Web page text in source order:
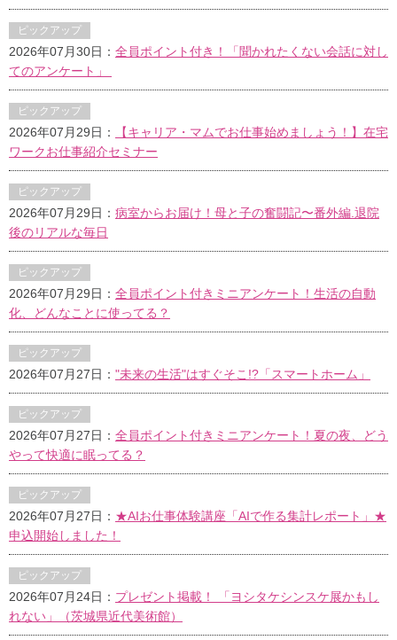
ピックアップ
2026年07月30日： 全員ポイント付き！「聞かれたくない会話に対し
てのアンケート」
ピックアップ
2026年07月29日：
【キャリア・マムでお仕事始めましょう！】在宅
ワークお仕事紹介セミナー
ピックアップ
2026年07月29日： 病室からお届け！母と子の奮闘記〜番外編.退院
後のリアルな毎日
ピックアップ
2026年07月29日： 全員ポイント付きミニアンケート！生活の自動
化、どんなことに使ってる？
ピックアップ
2026年07月27日： "未来の生活"はすぐそこ!?「スマートホーム」
ピックアップ
2026年07月27日： 全員ポイント付きミニアンケート！夏の夜、どう
やって快適に眠ってる？
ピックアップ
2026年07月27日： ★AIお仕事体験講座「AIで作る集計レポート」★
申込開始しました！
ピックアップ
2026年07月24日： プレゼント掲載！ 「ヨシタケシンスケ展かもし
れない」（茨城県近代美術館）